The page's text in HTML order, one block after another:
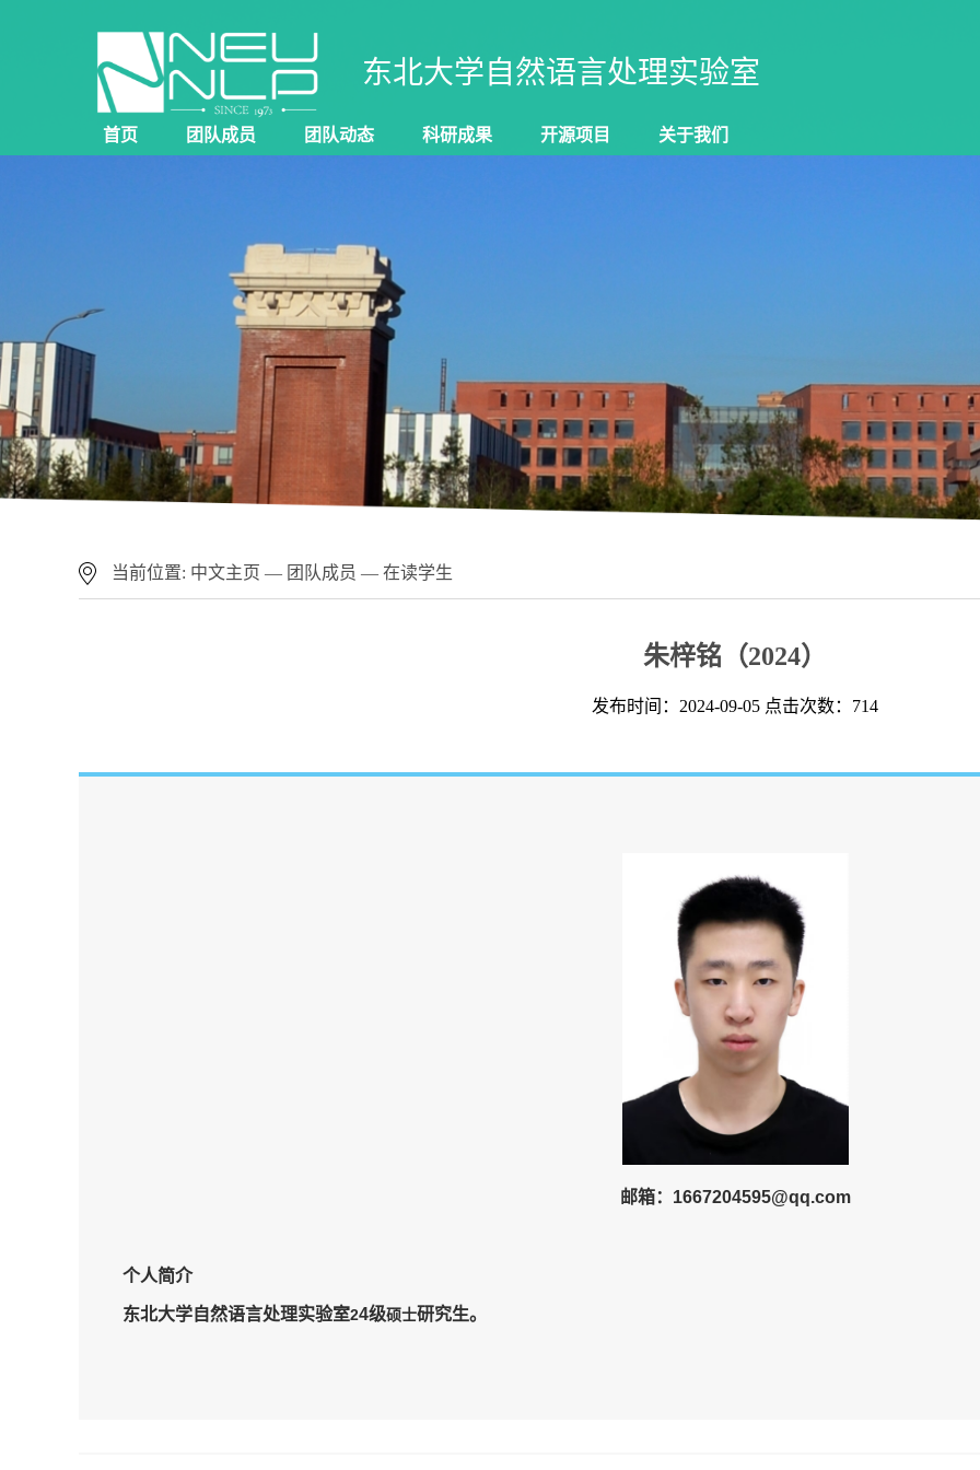
东北大学自然语言处理实验室
首页 团队成员 团队动态 科研成果 开源项目 关于我们
当前位置: 中文主页 — 团队成员 — 在读学生
朱梓铭（2024）
发布时间：2024-09-05 点击次数： 714
邮箱： 1667204595@qq.com
个人简介
东北大学自然语言处理实验室24级硕士研究生。